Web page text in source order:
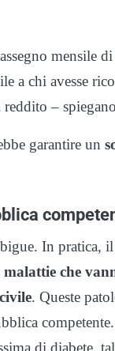
mensile
a chi avesse
–
garantire un
In pratica,
malattie che
. Queste
di diabete,